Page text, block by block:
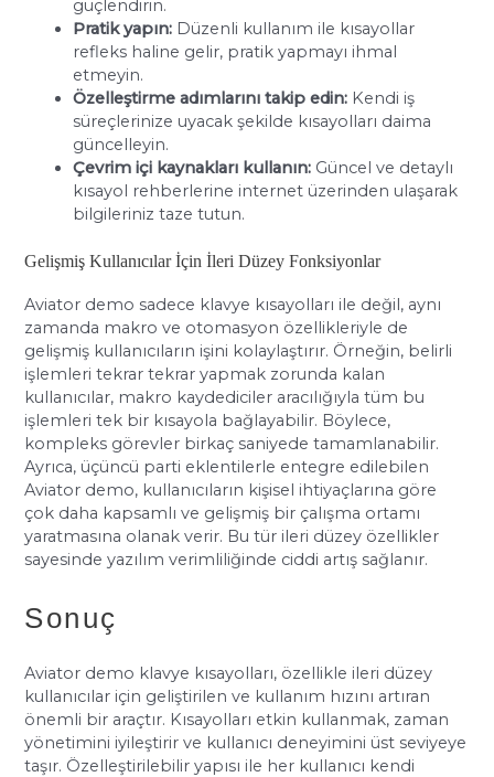
güçlendirin.
Pratik yapın: Düzenli kullanım ile kısayollar
refleks haline gelir, pratik yapmayı ihmal
etmeyin.
Özelleştirme adımlarını takip edin: Kendi iş
süreçlerinize uyacak şekilde kısayolları daima
güncelleyin.
Çevrim içi kaynakları kullanın: Güncel ve detaylı
kısayol rehberlerine internet üzerinden ulaşarak
bilgileriniz taze tutun.
Gelişmiş Kullanıcılar İçin İleri Düzey Fonksiyonlar
Aviator demo sadece klavye kısayolları ile değil, aynı
zamanda makro ve otomasyon özellikleriyle de
gelişmiş kullanıcıların işini kolaylaştırır. Örneğin, belirli
işlemleri tekrar tekrar yapmak zorunda kalan
kullanıcılar, makro kaydediciler aracılığıyla tüm bu
işlemleri tek bir kısayola bağlayabilir. Böylece,
kompleks görevler birkaç saniyede tamamlanabilir.
Ayrıca, üçüncü parti eklentilerle entegre edilebilen
Aviator demo, kullanıcıların kişisel ihtiyaçlarına göre
çok daha kapsamlı ve gelişmiş bir çalışma ortamı
yaratmasına olanak verir. Bu tür ileri düzey özellikler
sayesinde yazılım verimliliğinde ciddi artış sağlanır.
Sonuç
Aviator demo klavye kısayolları, özellikle ileri düzey
kullanıcılar için geliştirilen ve kullanım hızını artıran
önemli bir araçtır. Kısayolları etkin kullanmak, zaman
yönetimini iyileştirir ve kullanıcı deneyimini üst seviyeye
taşır. Özelleştirilebilir yapısı ile her kullanıcı kendi